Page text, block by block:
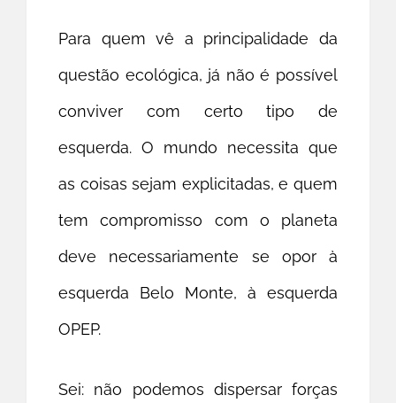
Para quem vê a principalidade da
questão ecológica, já não é possível
conviver com certo tipo de
esquerda. O mundo necessita que
as coisas sejam explicitadas, e quem
tem compromisso com o planeta
deve necessariamente se opor à
esquerda Belo Monte, à esquerda
OPEP.
Sei: não podemos dispersar forças